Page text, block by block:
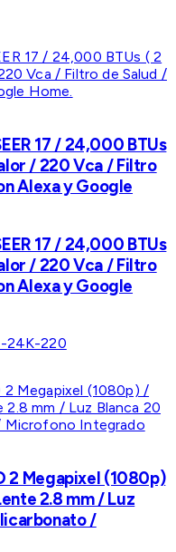
17 / 24,000 BTUs
/ 220 Vca / Filtro
Alexa y Google
17 / 24,000 BTUs
/ 220 Vca / Filtro
Alexa y Google
24K-220
2 Megapixel (1080p)
2.8 mm / Luz
/